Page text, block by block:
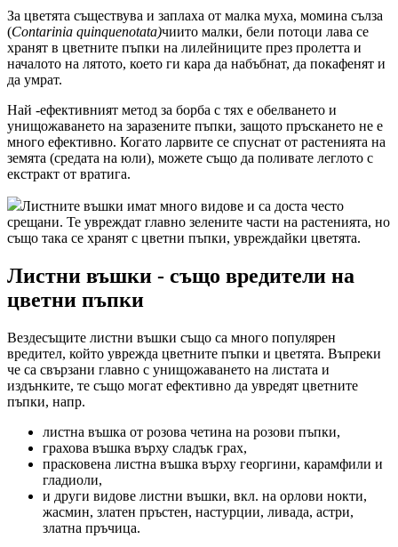
За цветята съществува и заплаха от малка муха, момина сълза
(Contarinia quinquenotata)чиито малки, бели потоци лава се
хранят в цветните пъпки на лилейниците през пролетта и
началото на лятото, което ги кара да набъбнат, да покафенят и
да умрат.
Най -ефективният метод за борба с тях е обелването и
унищожаването на заразените пъпки, защото пръскането не е
много ефективно. Когато ларвите се спуснат от растенията на
земята (средата на юли), можете също да поливате леглото с
екстракт от вратига.
Листните въшки имат много видове и са доста често
срещани. Те увреждат главно зелените части на растенията, но
също така се хранят с цветни пъпки, увреждайки цветята.
Листни въшки - също вредители на
цветни пъпки
Вездесъщите листни въшки също са много популярен
вредител, който уврежда цветните пъпки и цветята. Въпреки
че са свързани главно с унищожаването на листата и
издънките, те също могат ефективно да увредят цветните
пъпки, напр.
листна въшка от розова четина на розови пъпки,
грахова въшка върху сладък грах,
прасковена листна въшка върху георгини, карамфили и
гладиоли,
и други видове листни въшки, вкл. на орлови нокти,
жасмин, златен пръстен, настурции, ливада, астри,
златна пръчица.